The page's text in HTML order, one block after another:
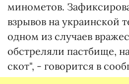
минометов.
взрывов на украинской
одном из случаев
обстреляли пастбище,
скот", - говорится в